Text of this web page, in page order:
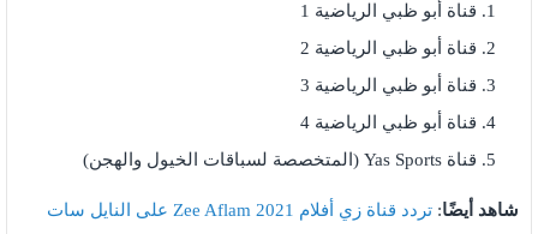
قناة أبو ظبي الرياضية 1
قناة أبو ظبي الرياضية 2
قناة أبو ظبي الرياضية 3
قناة أبو ظبي الرياضية 4
قناة Yas Sports (المتخصصة لسباقات الخيول والهجن)
شاهد أيضًا: تردد قناة زي أفلام 2021 Zee Aflam على النايل سات